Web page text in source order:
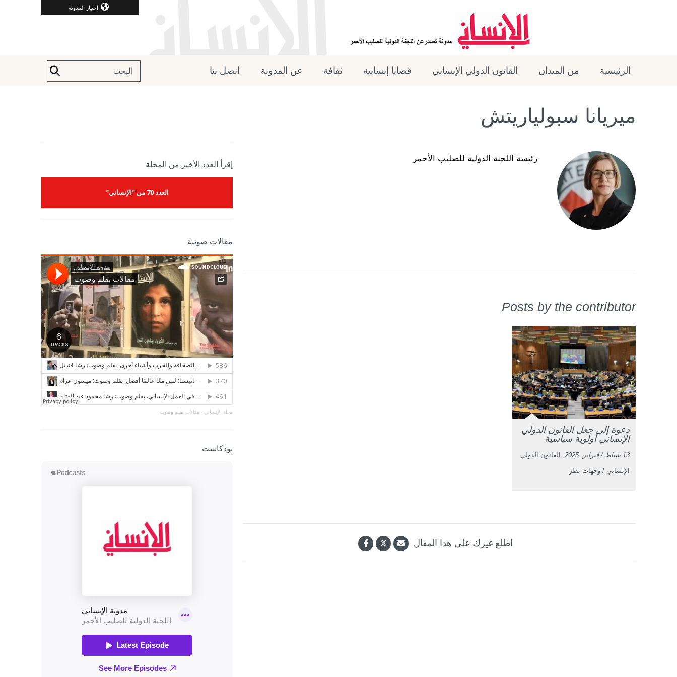
اختيار المدونة
الرئيسية من الميدان القانون الدولي الإنساني قضايا إنسانية ثقافة عن المدونة اتصل بنا
ميريانا سبولياريتش
رئيسة اللجنة الدولية للصليب الأحمر
Posts by the contributor
دعوة إلى جعل القانون الدولي
الإنساني أولوية سياسية
13 شباط / فبراير، 2025 , القانون الدولي
الإنساني / وجهات نظر
اطلع غيرك على هذا المقال
إقرأ العدد الأخير من المجلة
العدد 70 من "الإنساني"
مقالات صوتية
مجلة الإنساني · مقالات بقلم وصوت
بودكاست